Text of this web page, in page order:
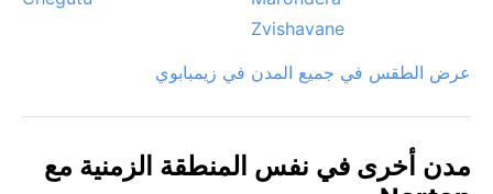
Zvishavane
عرض الطقس في جميع المدن في زيمبابوي
مدن أخرى في نفس المنطقة الزمنية مع